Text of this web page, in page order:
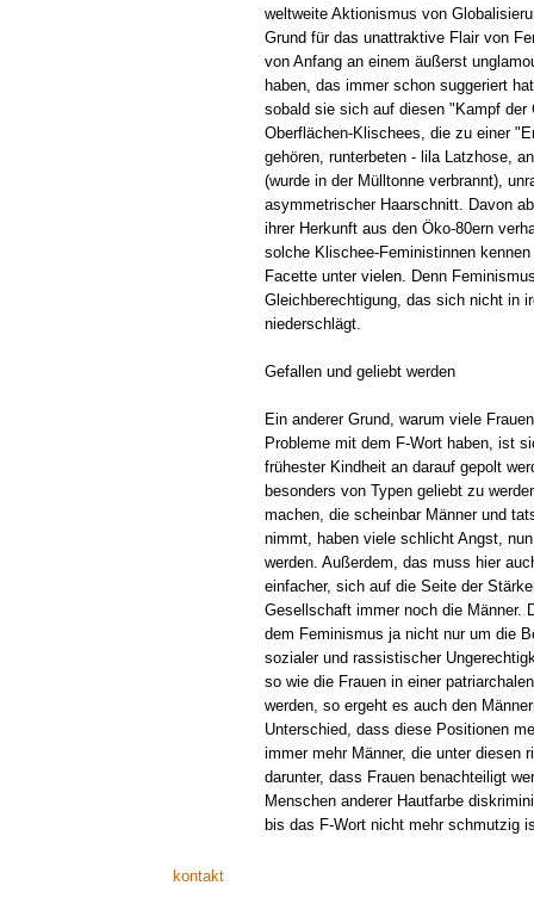
weltweite Aktionismus von
Grund für das unattraktive Flair von
von Anfang an einem äußerst
haben, das immer schon suggeriert
sobald sie sich auf diesen "Kampf
Oberflächen-Klischees, die zu einer
gehören, runterbeten - lila Latzhose,
(wurde in der Mülltonne verbrannt),
asymmetrischer Haarschnitt. Davon
ihrer Herkunft aus den Öko-80ern
solche Klischee-Feministinnen
Facette unter vielen. Denn
Gleichberechtigung, das sich nicht in
niederschlägt.
Gefallen und geliebt werden
Ein anderer Grund, warum viele
Probleme mit dem F-Wort haben, ist
frühester Kindheit an darauf gepolt
besonders von Typen geliebt zu
machen, die scheinbar Männer und
nimmt, haben viele schlicht Angst,
werden. Außerdem, das muss hier
einfacher, sich auf die Seite der
Gesellschaft immer noch die Männer.
dem Feminismus ja nicht nur um die
sozialer und rassistischer
so wie die Frauen in einer
werden, so ergeht es auch den
Unterschied, dass diese Positionen
immer mehr Männer, die unter diesen
darunter, dass Frauen benachteiligt
Menschen anderer Hautfarbe
bis das F-Wort nicht mehr schmutzig
kontakt